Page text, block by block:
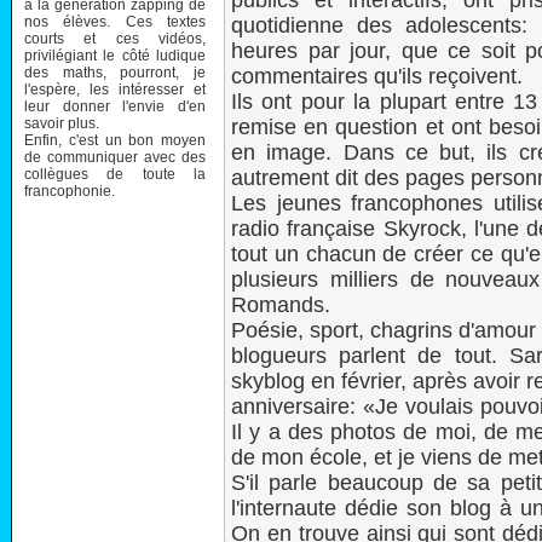
à la génération zapping de
nos élèves. Ces textes
courts et ces vidéos,
privilégiant le côté ludique
des maths, pourront, je
l'espère, les intéresser et
leur donner l'envie d'en
savoir plus.
Enfin, c'est un bon moyen
de communiquer avec des
collègues de toute la
francophonie.
quotidienne des
heures par jour, que ce soit
commentaires qu'ils reçoivent.
Ils ont pour la plupart entre
remise en question et ont
en image. Dans ce but, ils
autrement dit des pages
Les jeunes francophones
radio française Skyrock, l'une
tout un chacun de créer ce
plusieurs milliers de
Romands.
Poésie, sport, chagrins
blogueurs parlent de tout.
skyblog en février, après avoir
anniversaire: «Je voulais
Il y a des photos de moi, de
de mon école, et je viens de
S'il parle beaucoup de sa
l'internaute dédie son blog à
On en trouve ainsi qui sont